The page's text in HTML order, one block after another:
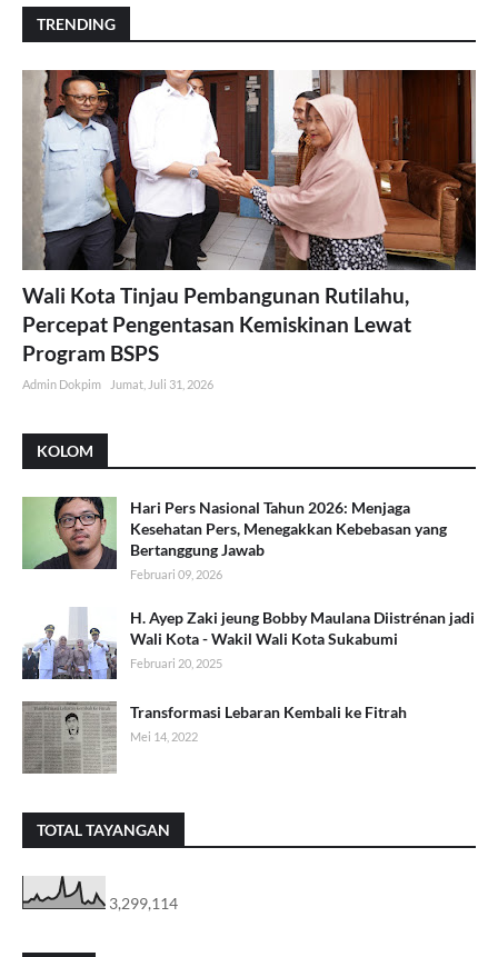
TRENDING
Wali Kota Tinjau Pembangunan Rutilahu,
Percepat Pengentasan Kemiskinan Lewat
Program BSPS
Admin Dokpim Jumat, Juli 31, 2026
KOLOM
Hari Pers Nasional Tahun 2026: Menjaga
Kesehatan Pers, Menegakkan Kebebasan yang
Bertanggung Jawab
Februari 09, 2026
H. Ayep Zaki jeung Bobby Maulana Diistrénan jadi
Wali Kota - Wakil Wali Kota Sukabumi
Februari 20, 2025
Transformasi Lebaran Kembali ke Fitrah
Mei 14, 2022
TOTAL TAYANGAN
3,299,114